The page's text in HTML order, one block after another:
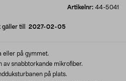
Artikelnr: 44-5041
gäller till 2027-02-05
eller på gymmet.
snabbtorkande mikrofiber.
på plats.